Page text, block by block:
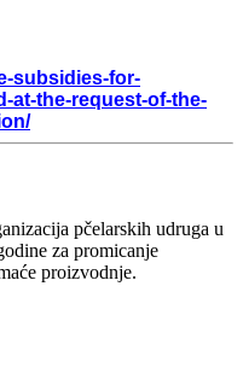
subsidies-for-
at-the-request-of-the-
pčelarskih udruga u
za promicanje
proizvodnje.